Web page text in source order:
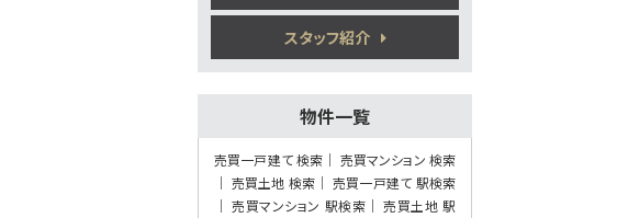
4ＬＤＫ
東海道本線 吹田駅 バス
18分 吹田第二中学校前
第7位
3,188万円
4ＬＤＫ
茨木駅
スタッフ紹介
物件一覧
売買一戸建て 検索
売買マンション 検索
売買土地 検索
売買一戸建て 駅検索
売買マンション 駅検索
売買土地 駅